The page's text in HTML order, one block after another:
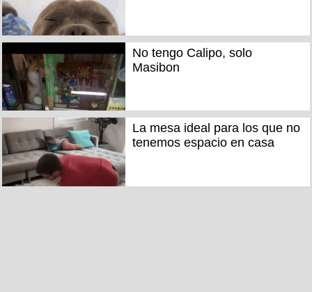
No tengo Calipo, solo
Masibon
La mesa ideal para los que no
tenemos espacio en casa